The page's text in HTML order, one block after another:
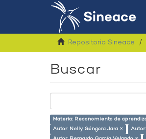
Repositorio Sineace
Buscar
Materia: Reconomiento de
Autor: Nelly Góngora Jara ×